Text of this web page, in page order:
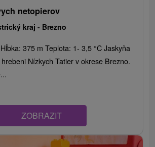
netopierov
kraj - Brezno
375 m Teplota: 1- 3,5 °C Jaskyňa
Nízkych Tatier v okrese Brezno.
ZOBRAZIT